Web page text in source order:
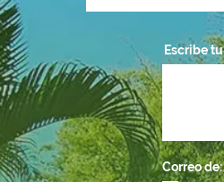
Escribe
Correo de: